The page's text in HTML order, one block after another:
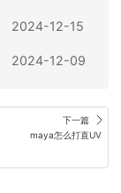
2024-12-15
2024-12-09
下一篇
maya怎么打直UV